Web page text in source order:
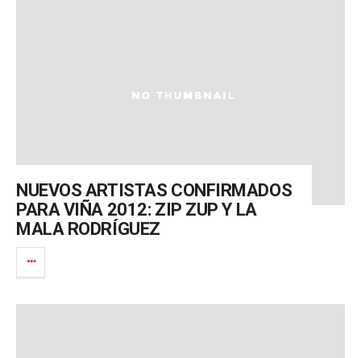
NUEVOS ARTISTAS CONFIRMADOS
PARA VIÑA 2012: ZIP ZUP Y LA
MALA RODRÍGUEZ